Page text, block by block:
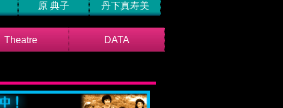
原 典子 丹下真寿美
Theatre DATA